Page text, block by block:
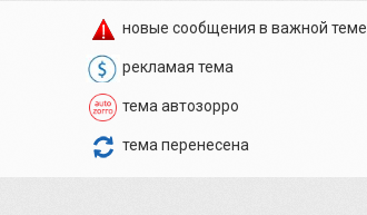
новые сообщения в важной теме
рекламая тема
тема автозорро
тема перенесена